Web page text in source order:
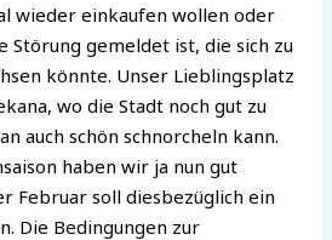
wieder einkaufen wollen oder
Störung gemeldet ist, die sich zu
könnte. Unser Lieblingsplatz
wo die Stadt noch gut zu
auch schön schnorcheln kann.
haben wir ja nun gut
Februar soll diesbezüglich ein
Die Bedingungen zur